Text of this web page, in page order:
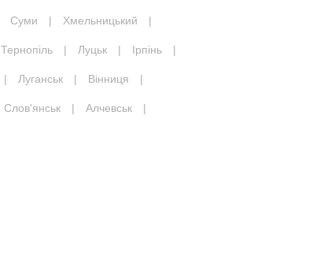
Суми | Хмельницький |
Тернопіль | Луцьк | Ірпінь |
| Луганськ | Вінниця |
Слов'янськ | Алчевськ |